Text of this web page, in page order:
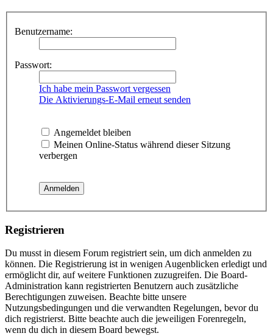
Benutzername:
Passwort:
Ich habe mein Passwort vergessen
Die Aktivierungs-E-Mail erneut senden
Angemeldet bleiben
Meinen Online-Status während dieser Sitzung
verbergen
Registrieren
Du musst in diesem Forum registriert sein, um dich anmelden zu
können. Die Registrierung ist in wenigen Augenblicken erledigt und
ermöglicht dir, auf weitere Funktionen zuzugreifen. Die Board-
Administration kann registrierten Benutzern auch zusätzliche
Berechtigungen zuweisen. Beachte bitte unsere
Nutzungsbedingungen und die verwandten Regelungen, bevor du
dich registrierst. Bitte beachte auch die jeweiligen Forenregeln,
wenn du dich in diesem Board bewegst.